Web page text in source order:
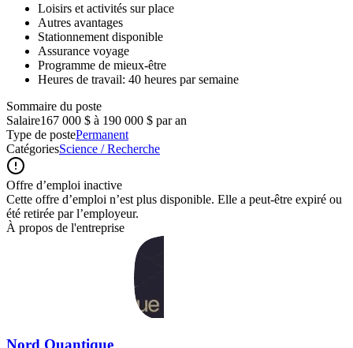
Loisirs et activités sur place
Autres avantages
Stationnement disponible
Assurance voyage
Programme de mieux-être
Heures de travail: 40 heures par semaine
Sommaire du poste
Salaire167 000 $ à 190 000 $ par an
Type de postePermanent
CatégoriesScience / Recherche
Offre d’emploi inactive
Cette offre d’emploi n’est plus disponible. Elle a peut-être expiré ou
été retirée par l’employeur.
À propos de l'entreprise
Nord Quantique